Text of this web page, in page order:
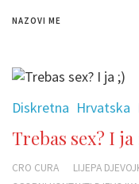
NAZOVI ME
Diskretna Hrvatska
Trebas sex? I ja
CRO CURA LIJEPA